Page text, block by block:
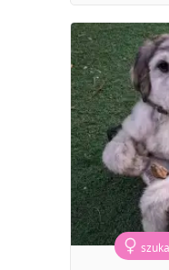
szuka